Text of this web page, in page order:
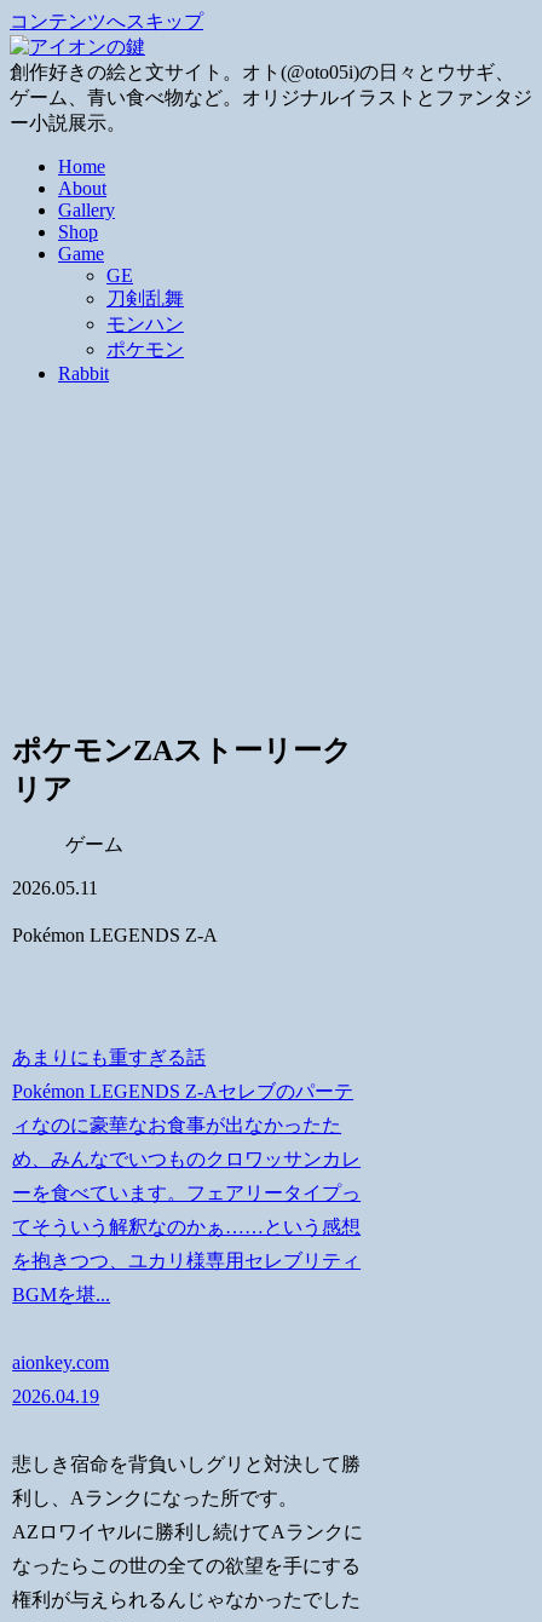
コンテンツへスキップ
創作好きの絵と文サイト。オト(@oto05i)の日々とウサギ、
ゲーム、青い食べ物など。オリジナルイラストとファンタジ
ー小説展示。
Home
About
Gallery
Shop
Game
GE
刀剣乱舞
モンハン
ポケモン
Rabbit
ポケモンZAストーリーク
リア
ゲーム
2026.05.11
Pokémon LEGENDS Z-A
あまりにも重すぎる話
Pokémon LEGENDS Z-Aセレブのパーテ
ィなのに豪華なお食事が出なかったた
め、みんなでいつものクロワッサンカレ
ーを食べています。フェアリータイプっ
てそういう解釈なのかぁ……という感想
を抱きつつ、ユカリ様専用セレブリティ
BGMを堪...
aionkey.com
2026.04.19
悲しき宿命を背負いしグリと対決して勝
利し、Aランクになった所です。
AZロワイヤルに勝利し続けてAランクに
なったらこの世の全ての欲望を手にする
権利が与えられるんじゃなかったでした